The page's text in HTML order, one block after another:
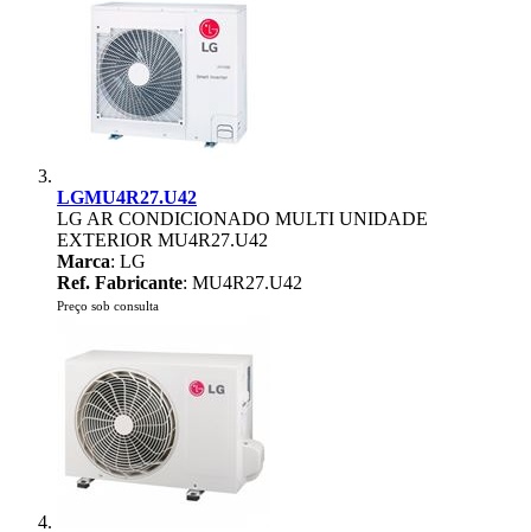
LGMU4R27.U42
LG AR CONDICIONADO MULTI UNIDADE
EXTERIOR MU4R27.U42
Marca: LG
Ref. Fabricante: MU4R27.U42
Preço sob consulta